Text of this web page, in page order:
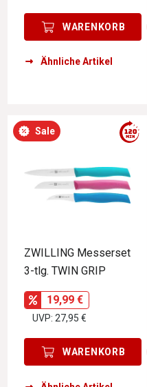
WARENKORB
Ähnliche Artikel
Sale
ZWILLING Messerset
3-tlg. TWIN GRIP
19,99 €
UVP: 27,95 €
WARENKORB